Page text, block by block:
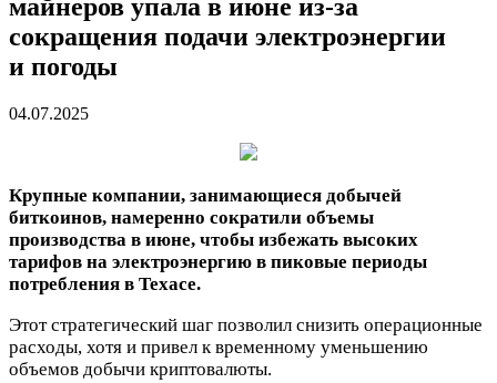
майнеров упала в июне из-за
сокращения подачи электроэнергии
и погоды
04.07.2025
Крупные компании, занимающиеся добычей
биткоинов, намеренно сократили объемы
производства в июне, чтобы избежать высоких
тарифов на электроэнергию в пиковые периоды
потребления в Техасе.
Этот стратегический шаг позволил снизить операционные
расходы, хотя и привел к временному уменьшению
объемов добычи криптовалюты.